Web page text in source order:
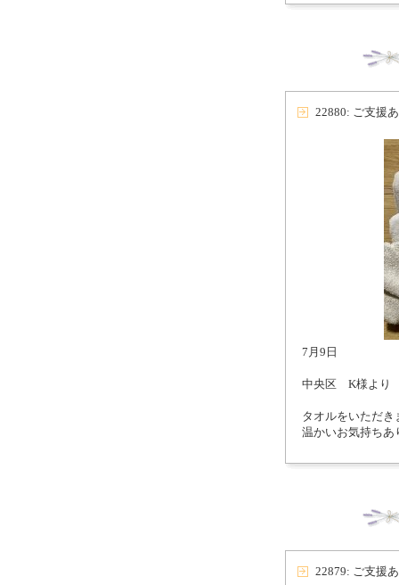
22880: ご支援
7月9日
中央区 K様より
タオルをいただき
温かいお気持ちあ
22879: ご支援